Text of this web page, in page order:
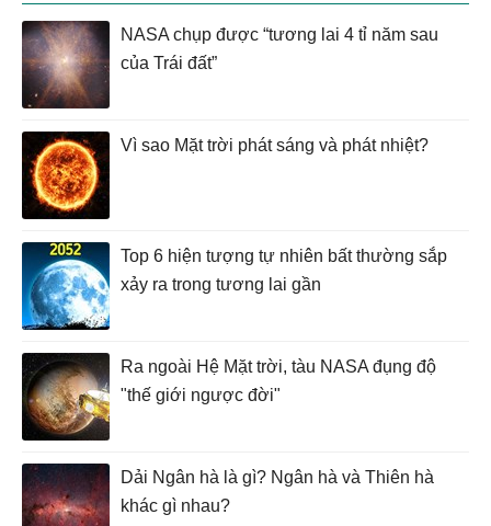
NASA chụp được “tương lai 4 tỉ năm sau
của Trái đất”
Vì sao Mặt trời phát sáng và phát nhiệt?
Top 6 hiện tượng tự nhiên bất thường sắp
xảy ra trong tương lai gần
Ra ngoài Hệ Mặt trời, tàu NASA đụng độ
"thế giới ngược đời"
Dải Ngân hà là gì? Ngân hà và Thiên hà
khác gì nhau?